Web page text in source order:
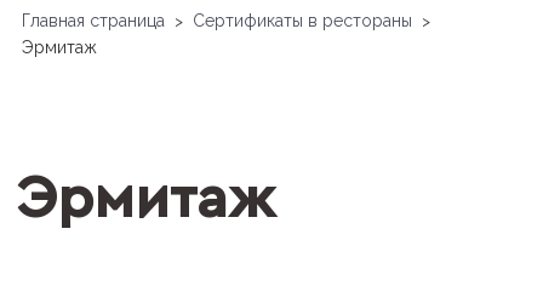
Главная страница > Сертификаты в рестораны >
Эрмитаж
Эрмитаж